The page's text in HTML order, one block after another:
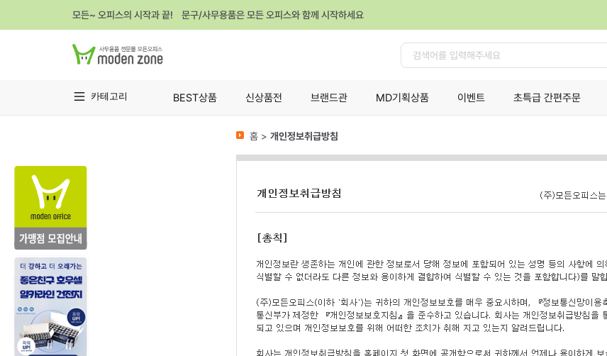
모든~ 오피스의 시작과 끝! 문구/사무용품은 모든 오피스와 함께 시작하세요
카테고리 BEST상품 신상품전 브랜드관 MD기획상품 이벤트 초특급 간편주문
홈 > 개인정보취급방침